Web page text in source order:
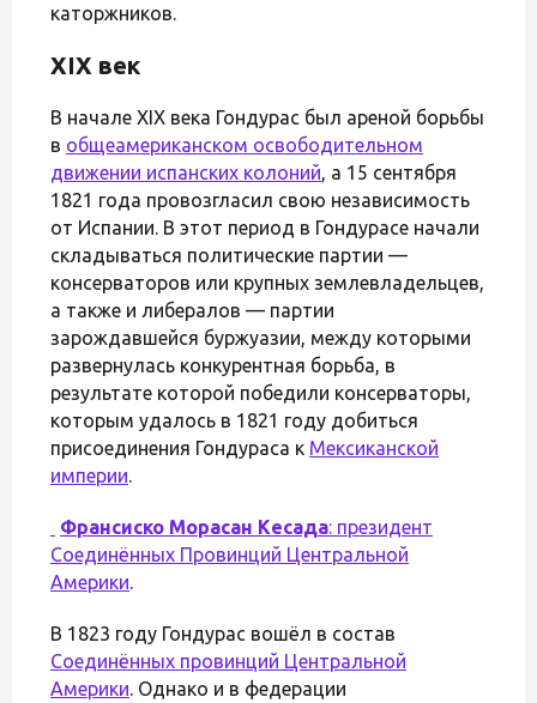
каторжников.
XIX век
В начале XIX века Гондурас был ареной борьбы
в общеамериканском освободительном
движении испанских колоний, а 15 сентября
1821 года провозгласил свою независимость
от Испании. В этот период в Гондурасе начали
складываться политические партии —
консерваторов или крупных землевладельцев,
а также и либералов — партии
зарождавшейся буржуазии, между которыми
развернулась конкурентная борьба, в
результате которой победили консерваторы,
которым удалось в 1821 году добиться
присоединения Гондураса к Мексиканской
империи.
Франсиско Морасан Кесада: президент
Соединённых Провинций Центральной
Америки.
В 1823 году Гондурас вошёл в состав
Соединённых провинций Центральной
Америки. Однако и в федерации